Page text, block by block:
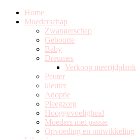
Home
Moederschap
Zwangerschap
Geboorte
Baby
Dreumes
Verkoop meerijdplank
Peuter
kleuter
Adoptie
Pleegzorg
Hooggevoeligheid
Moeders met passie
Opvoeding en ontwikkeling